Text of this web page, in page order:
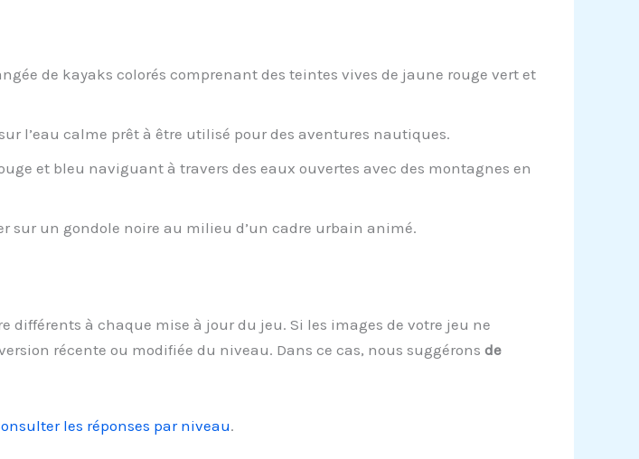
de kayaks colorés comprenant des teintes vives de jaune rouge vert et
l’eau calme prêt à être utilisé pour des aventures nautiques.
et bleu naviguant à travers des eaux ouvertes avec des montagnes en
un gondole noire au milieu d’un cadre urbain animé.
différents à chaque mise à jour du jeu. Si les images de votre jeu ne
récente ou modifiée du niveau. Dans ce cas, nous suggérons de
les réponses par niveau.